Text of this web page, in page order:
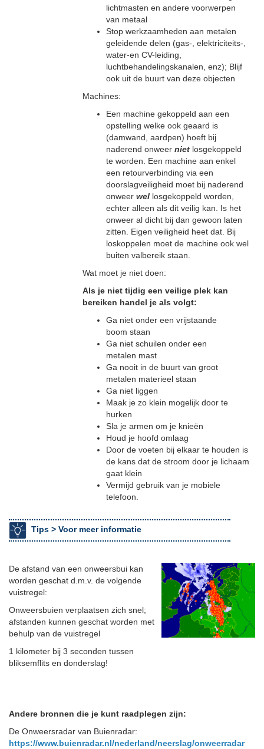
lichtmasten en andere voorwerpen
van metaal
Stop werkzaamheden aan metalen
geleidende delen (gas-, elektriciteits-,
water-en CV-leiding,
luchtbehandelingskanalen, enz); Blijf
ook uit de buurt van deze objecten
Machines:
Een machine gekoppeld aan een
opstelling welke ook geaard is
(damwand, aardpen) hoeft bij
naderend onweerniet losgekoppeld
te worden. Een machine aan enkel
een retourverbinding via een
doorslagveiligheid moet bij naderend
onweerwel losgekoppeld worden,
echter alleen als dit veilig kan. Is het
onweer al dicht bij dan gewoon laten
zitten. Eigen veiligheid heet dat. Bij
loskoppelen moet de machine ook wel
buiten valbereik staan.
Wat moet je niet doen:
Als je niet tijdig een veilige plek kan
bereiken handel je als volgt:
Ga niet onder een vrijstaande
boom staan
Ga niet schuilen onder een
metalen mast
Ga nooit in de buurt van groot
metalen materieel staan
Ga niet liggen
Maak je zo klein mogelijk door te
hurken
Sla je armen om je knieën
Houd je hoofd omlaag
Door de voeten bij elkaar te houden is
de kans dat de stroom door je lichaam
gaat klein
Vermijd gebruik van je mobiele
telefoon.
Tips > Voor meer informatie
De afstand van een onweersbui kan
worden geschat d.m.v. de volgende
vuistregel:
Onweersbuien verplaatsen zich snel;
afstanden kunnen geschat worden met
behulp van de vuistregel
1 kilometer bij 3 seconden tussen
bliksemflits en donderslag!
Andere bronnen die je kunt raadplegen zijn:
De Onweersradar van Buienradar:
https://www.buienradar.nl/nederland/neerslag/onweerradar